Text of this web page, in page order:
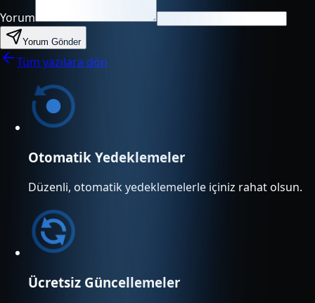
Yorum
Yorum Gönder
Tüm yazılara dön
Otomatik Yedeklemeler
Düzenli, otomatik yedeklemelerle içiniz rahat olsun.
Ücretsiz Güncellemeler